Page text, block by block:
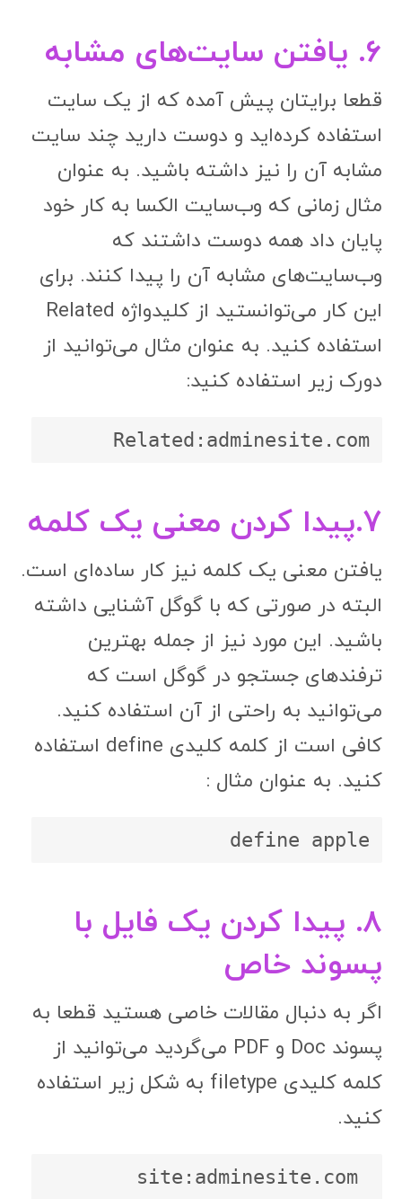
قطعا برایتان پیش آمده که از یک سایت
استفاده کرده‌اید و دوست دارید چند سایت
مشابه آن را نیز داشته باشید. به عنوان
مثال زمانی که وب‌سایت الکسا به کار خود
پایان داد همه دوست داشتند که
وب‌سایت‌های مشابه آن را پیدا کنند. برای
این کار می‌توانستید از کلیدواژه Related
استفاده کنید. به عنوان مثال می‌توانید از
دورک زیر استفاده کنید:
Related:adminesite.com
۷.پیدا کردن معنی یک کلمه
یافتن معنی یک کلمه نیز کار ساده‌ای است.
البته در صورتی که با گوگل آشنایی داشته
باشید. این مورد نیز از جمله بهترین
ترفندهای جستجو در گوگل است که
می‌توانید به راحتی از آن استفاده کنید.
کافی است از کلمه کلیدی define استفاده
کنید. به عنوان مثال :
define apple
۸. پیدا کردن یک فایل با
پسوند خاص
اگر به دنبال مقالات خاصی هستید قطعا به
پسوند Doc و PDF می‌گردید می‌توانید از
کلمه کلیدی filetype به شکل زیر استفاده
کنید.
site:adminesite.com